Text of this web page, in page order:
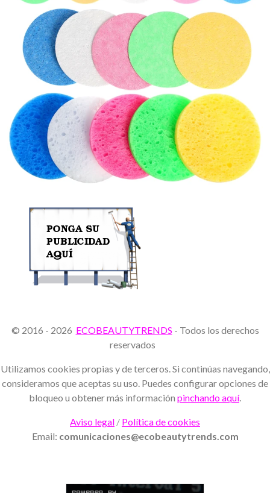
© 2016 - 2026 ECOBEAUTYTRENDS - Todos los derechos
reservados
Utilizamos cookies propias y de terceros. Si continúas navegando,
consideramos que aceptas su uso. Puedes configurar opciones de
bloqueo u obtener más información pinchando aquí.
Aviso legal / Política de cookies
Email: comunicaciones@ecobeautytrends.com